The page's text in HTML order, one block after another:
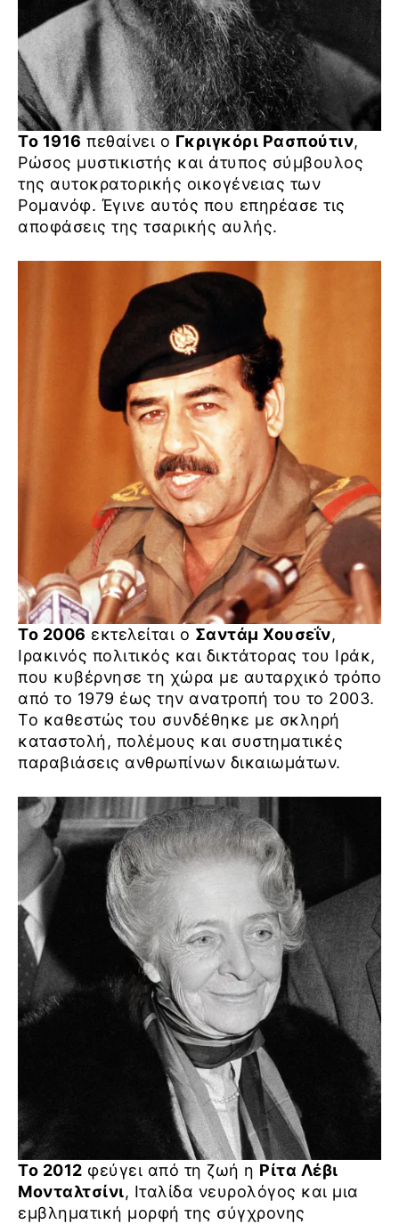
Το 1916 πεθαίνει ο Γκριγκόρι Ρασπούτιν,
Ρώσος μυστικιστής και άτυπος σύμβουλος
της αυτοκρατορικής οικογένειας των
Ρομανόφ. Έγινε αυτός που επηρέασε τις
αποφάσεις της τσαρικής αυλής.
Το 2006 εκτελείται ο Σαντάμ Χουσεΐν,
Ιρακινός πολιτικός και δικτάτορας του Ιράκ,
που κυβέρνησε τη χώρα με αυταρχικό τρόπο
από το 1979 έως την ανατροπή του το 2003.
Το καθεστώς του συνδέθηκε με σκληρή
καταστολή, πολέμους και συστηματικές
παραβιάσεις ανθρωπίνων δικαιωμάτων.
Το 2012 φεύγει από τη ζωή η Ρίτα Λέβι
Μονταλτσίνι, Ιταλίδα νευρολόγος και μια
εμβληματική μορφή της σύγχρονης